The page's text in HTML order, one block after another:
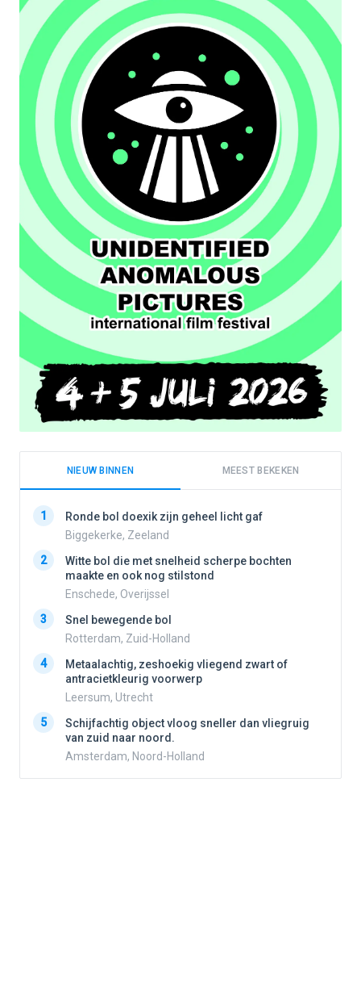
NIEUW BINNEN MEEST BEKEKEN
1
Ronde bol doexik zijn geheel licht gaf
Biggekerke, Zeeland
2
Witte bol die met snelheid scherpe bochten
maakte en ook nog stilstond
Enschede, Overijssel
3
Snel bewegende bol
Rotterdam, Zuid-Holland
4
Metaalachtig, zeshoekig vliegend zwart of
antracietkleurig voorwerp
Leersum, Utrecht
5
Schijfachtig object vloog sneller dan vliegruig
van zuid naar noord.
Amsterdam, Noord-Holland